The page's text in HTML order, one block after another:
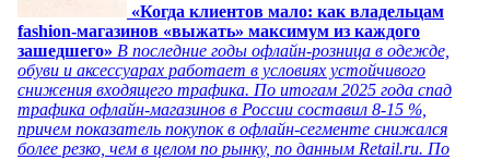
«Когда клиентов мало: как владельцам
fashion-магазинов «выжать» максимум из каждого
зашедшего» В последние годы офлайн-розница в одежде,
обуви и аксессуарах работает в условиях устойчивого
снижения входящего трафика. По итогам 2025 года спад
трафика офлайн-магазинов в России составил 8-15 %,
причем показатель покупок в офлайн-сегменте снижался
более резко, чем в целом по рынку, по данным Retail.ru. По